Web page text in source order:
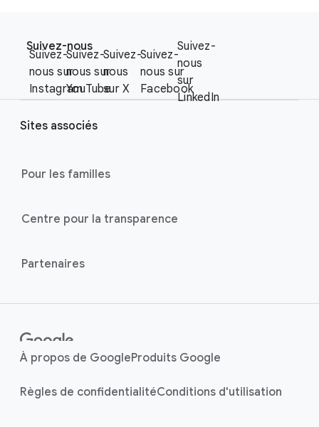
e
S
o
c
l
d
e
Suivez-nous
Suivez-
nous sur
Instagram
Suivez-
nous sur
YouTube
Suivez-
nous
sur X
Suivez-
nous sur
Facebook
Suivez-
nous
sur
LinkedIn
Sites associés
Pour les familles
Centre pour la transparence
Partenaires
À propos de GoogleProduits Google
Règles de confidentialitéConditions d'utilisation